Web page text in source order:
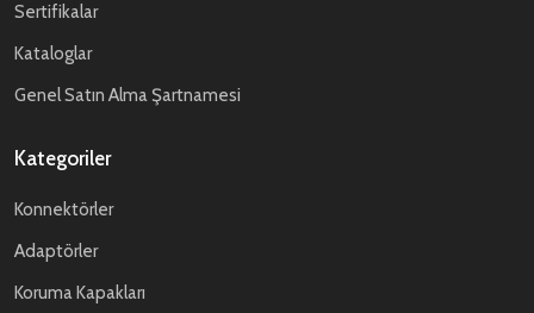
Sertifikalar
Kataloglar
Genel Satın Alma Şartnamesi
Kategoriler
Konnektörler
Adaptörler
Koruma Kapakları